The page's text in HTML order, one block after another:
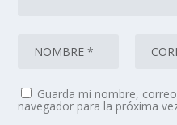
Guarda mi nombre,
navegador para la próxima